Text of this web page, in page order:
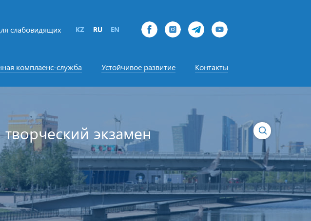
слабовидящих KZ RU EN
комплаенс-служба Устойчивое развитие Контакты
экзамен